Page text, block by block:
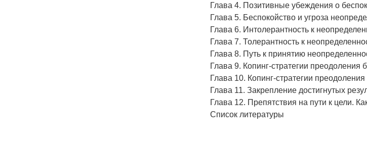
Глава 4. Позитивные убеждения о
Глава 5. Беспокойство и угроза
Глава 6. Интолерантность к
Глава 7. Толерантность к
Глава 8. Путь к принятию
Глава 9. Копинг-стратегии преодоления
Глава 10. Копинг-стратегии
Глава 11. Закрепление достигнутых
Глава 12. Препятствия на пути к цели.
Список литературы